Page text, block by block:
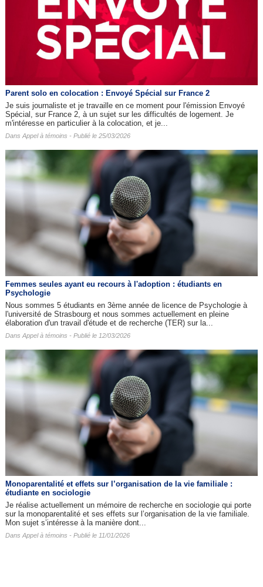
Parent solo en colocation : Envoyé Spécial sur France 2
Je suis journaliste et je travaille en ce moment pour l'émission Envoyé
Spécial, sur France 2, à un sujet sur les difficultés de logement. Je
m'intéresse en particulier à la colocation, et je...
Dans Appel à témoins - Publié le 25/03/2026
Femmes seules ayant eu recours à l'adoption : étudiants en
Psychologie
Nous sommes 5 étudiants en 3ème année de licence de Psychologie à
l'université de Strasbourg et nous sommes actuellement en pleine
élaboration d'un travail d'étude et de recherche (TER) sur la...
Dans Appel à témoins - Publié le 12/03/2026
Monoparentalité et effets sur l’organisation de la vie familiale :
étudiante en sociologie
Je réalise actuellement un mémoire de recherche en sociologie qui porte
sur la monoparentalité et ses effets sur l’organisation de la vie familiale.
Mon sujet s’intéresse à la manière dont...
Dans Appel à témoins - Publié le 11/01/2026